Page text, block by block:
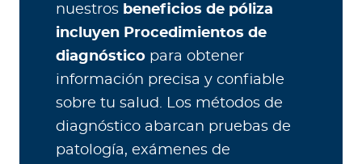
nuestros beneficios de póliza
incluyen Procedimientos de
diagnóstico para obtener
información precisa y confiable
sobre tu salud. Los métodos de
diagnóstico abarcan pruebas de
patología, exámenes de